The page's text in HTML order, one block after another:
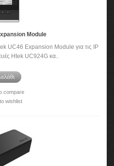
Module
UC46 Expansion Module για τις IP
Htek UC924G κα..
compare
wishlist